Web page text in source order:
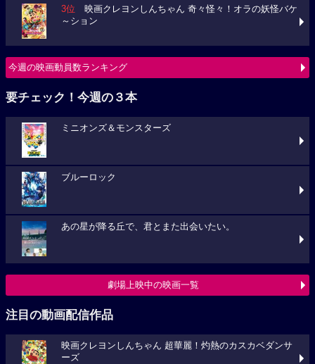
3位 映画クレヨンしんちゃん 奇々怪々！オラの妖怪バケ
～ション
今週の映画動員数ランキング
要チェック！今週の３本
ミニオンズ＆モンスターズ
ブルーロック
あの星が降る丘で、君とまた出会いたい。
劇場上映中の映画一覧
注目の動画配信作品
映画クレヨンしんちゃん 超華麗！灼熱のカスカベダンサ
ーズ